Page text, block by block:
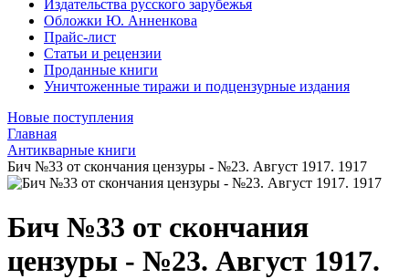
Издательства русского зарубежья
Обложки Ю. Анненкова
Прайс-лист
Статьи и рецензии
Проданные книги
Уничтоженные тиражи и подцензурные издания
Новые поступления
Главная
Антикварные книги
Бич №33 от скончания цензуры - №23. Август 1917. 1917
Бич №33 от скончания
цензуры - №23. Август 1917.